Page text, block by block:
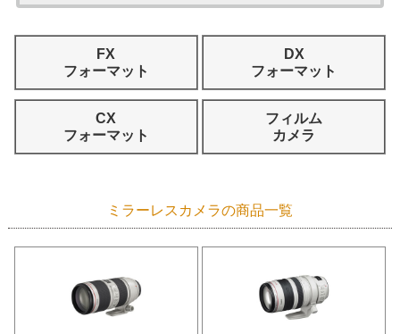
FX
フォーマット
DX
フォーマット
CX
フォーマット
フィルム
カメラ
ミラーレスカメラの商品一覧